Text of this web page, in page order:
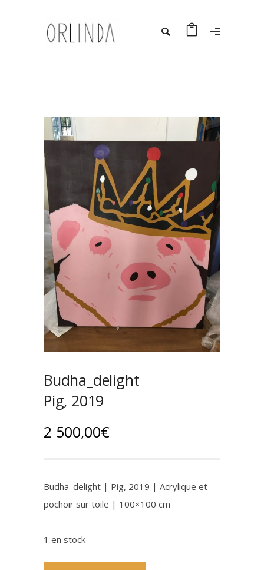
Budha_delight
Pig, 2019
2 500,00€
Budha_delight | Pig, 2019 | Acrylique et
pochoir sur toile | 100×100 cm
1 en stock